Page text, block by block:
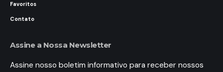
Favoritos
Contato
Assine a Nossa Newsletter
Assine nosso boletim informativo para receber nossos